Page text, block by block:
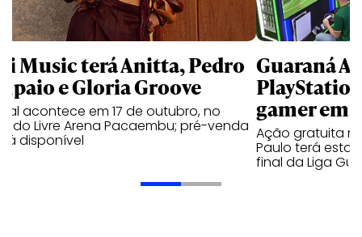
Music terá Anitta, Pedro
e Gloria Groove
acontece em 17 de outubro, no
Livre Arena Pacaembu; pré-venda
disponível
Guaraná
gamer em
Ação gratuita
Paulo terá
final da Liga